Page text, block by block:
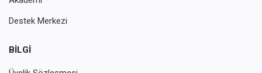
Destek Merkezi
BILGI